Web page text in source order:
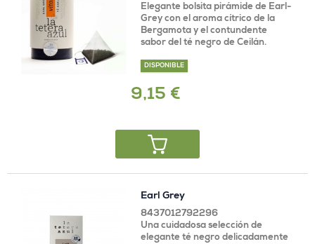
Elegante bolsita pirámide de Earl-
Grey con el aroma cítrico de la
Bergamota y el contundente
sabor del té negro de Ceilán.
DISPONIBLE
9,15 €
Earl Grey
8437012792296
Una cuidadosa selección de
elegante té negro delicadamente